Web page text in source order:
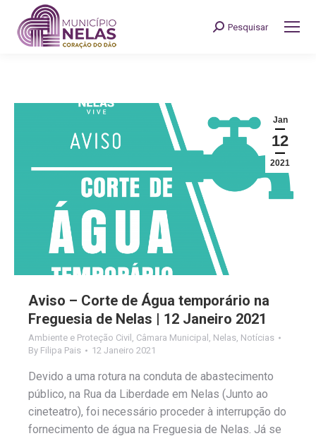
Search:
Pesquisar
Jan
12
2021
Aviso – Corte de Água temporário na
Freguesia de Nelas | 12 Janeiro 2021
Ambiente e Proteção Civil , Câmara Municipal , Nelas, Notícias
By Filipa Pais 12 Janeiro 2021
Devido a uma rotura na conduta de abastecimento
público, na Rua da Liberdade em Nelas (Junto ao
cineteatro), foi necessário proceder à interrupção do
fornecimento de água na Freguesia de Nelas. Já se